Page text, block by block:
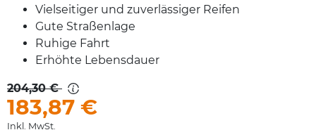
Vielseitiger und zuverlässiger Reifen
Gute Straßenlage
Ruhige Fahrt
Erhöhte Lebensdauer
204,30 €
183,87 €
Inkl. MwSt.